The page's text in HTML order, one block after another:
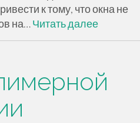
к тому, что окна не
на…Читать далее